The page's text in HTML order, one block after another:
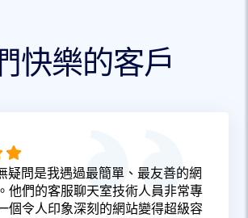
快樂的客戶
疑問是我遇過最簡單、最友善的網
他們的客服聊天室技術人員非常專
個令人印象深刻的網站變得超級容